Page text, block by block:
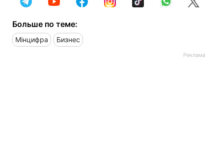
Больше по теме:
Мінцифра Бизнес